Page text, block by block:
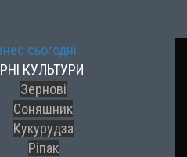
КУЛЬТУРИ
Зернові
Соняшник
Кукурудза
Ріпак